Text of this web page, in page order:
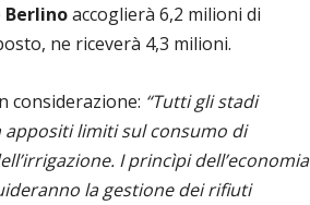
Berlinoaccoglierà 6,2 milioni di
ne riceverà 4,3 milioni.
considerazione: “Tutti gli stadi
appositi limiti sul consumo di
I princìpi dell’economia
la gestione dei rifiuti